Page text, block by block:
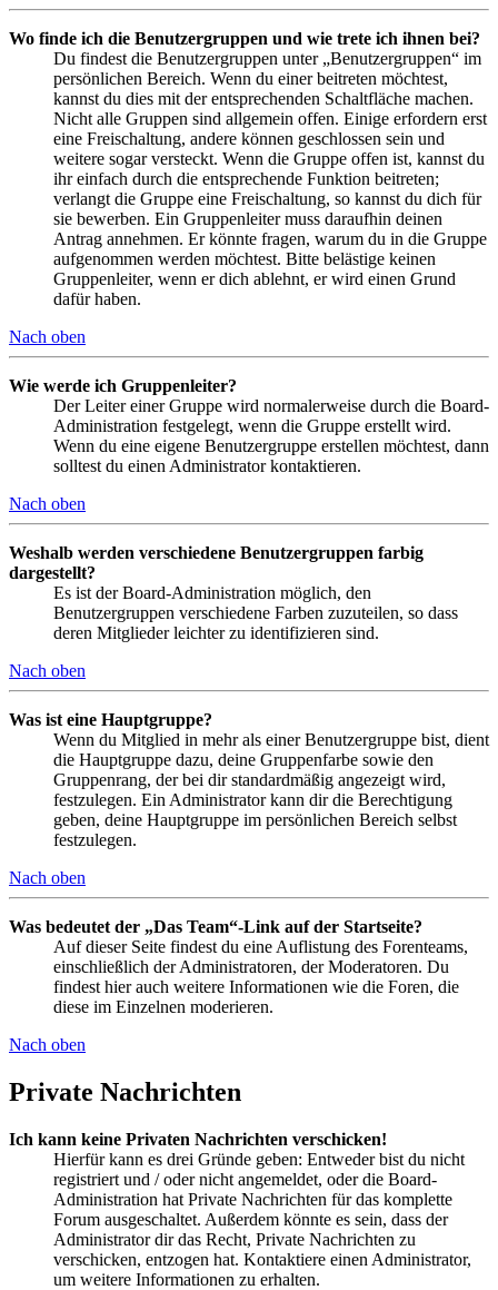
Wo finde ich die Benutzergruppen und wie trete ich ihnen bei?
Du findest die Benutzergruppen unter „Benutzergruppen“ im
persönlichen Bereich. Wenn du einer beitreten möchtest,
kannst du dies mit der entsprechenden Schaltfläche machen.
Nicht alle Gruppen sind allgemein offen. Einige erfordern erst
eine Freischaltung, andere können geschlossen sein und
weitere sogar versteckt. Wenn die Gruppe offen ist, kannst du
ihr einfach durch die entsprechende Funktion beitreten;
verlangt die Gruppe eine Freischaltung, so kannst du dich für
sie bewerben. Ein Gruppenleiter muss daraufhin deinen
Antrag annehmen. Er könnte fragen, warum du in die Gruppe
aufgenommen werden möchtest. Bitte belästige keinen
Gruppenleiter, wenn er dich ablehnt, er wird einen Grund
dafür haben.
Nach oben
Wie werde ich Gruppenleiter?
Der Leiter einer Gruppe wird normalerweise durch die Board-
Administration festgelegt, wenn die Gruppe erstellt wird.
Wenn du eine eigene Benutzergruppe erstellen möchtest, dann
solltest du einen Administrator kontaktieren.
Nach oben
Weshalb werden verschiedene Benutzergruppen farbig
dargestellt?
Es ist der Board-Administration möglich, den
Benutzergruppen verschiedene Farben zuzuteilen, so dass
deren Mitglieder leichter zu identifizieren sind.
Nach oben
Was ist eine Hauptgruppe?
Wenn du Mitglied in mehr als einer Benutzergruppe bist, dient
die Hauptgruppe dazu, deine Gruppenfarbe sowie den
Gruppenrang, der bei dir standardmäßig angezeigt wird,
festzulegen. Ein Administrator kann dir die Berechtigung
geben, deine Hauptgruppe im persönlichen Bereich selbst
festzulegen.
Nach oben
Was bedeutet der „Das Team“-Link auf der Startseite?
Auf dieser Seite findest du eine Auflistung des Forenteams,
einschließlich der Administratoren, der Moderatoren. Du
findest hier auch weitere Informationen wie die Foren, die
diese im Einzelnen moderieren.
Nach oben
Private Nachrichten
Ich kann keine Privaten Nachrichten verschicken!
Hierfür kann es drei Gründe geben: Entweder bist du nicht
registriert und / oder nicht angemeldet, oder die Board-
Administration hat Private Nachrichten für das komplette
Forum ausgeschaltet. Außerdem könnte es sein, dass der
Administrator dir das Recht, Private Nachrichten zu
verschicken, entzogen hat. Kontaktiere einen Administrator,
um weitere Informationen zu erhalten.